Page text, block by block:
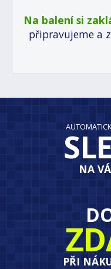
Na balení si
připravujeme a
NA
PŘI